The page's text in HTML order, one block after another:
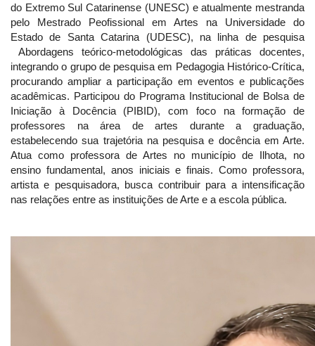
do Extremo Sul Catarinense (UNESC) e atualmente mestranda
pelo Mestrado Peofissional em Artes na Universidade do
Estado de Santa Catarina (UDESC), na linha de pesquisa
Abordagens teórico-metodológicas das práticas docentes,
integrando o grupo de pesquisa em Pedagogia Histórico-Crítica,
procurando ampliar a participação em eventos e publicações
acadêmicas. Participou do Programa Institucional de Bolsa de
Iniciação à Docência (PIBID), com foco na formação de
professores na área de artes durante a graduação,
estabelecendo sua trajetória na pesquisa e docência em Arte.
Atua como professora de Artes no município de Ilhota, no
ensino fundamental, anos iniciais e finais. Como professora,
artista e pesquisadora, busca contribuir para a intensificação
nas relações entre as instituições de Arte e a escola pública.